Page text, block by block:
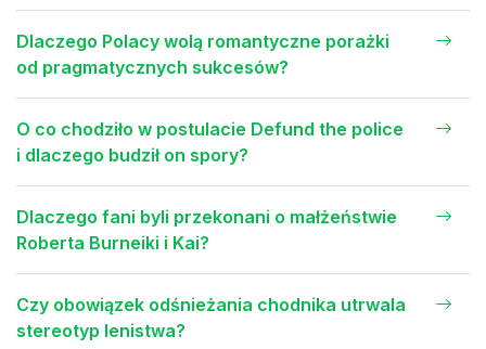
Dlaczego Polacy wolą romantyczne porażki
od pragmatycznych sukcesów?
O co chodziło w postulacie Defund the police
i dlaczego budził on spory?
Dlaczego fani byli przekonani o małżeństwie
Roberta Burneiki i Kai?
Czy obowiązek odśnieżania chodnika utrwala
stereotyp lenistwa?